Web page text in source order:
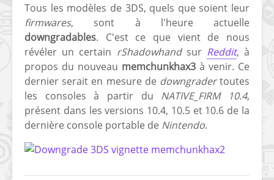
Tous les modèles de 3DS, quels que soient leur
firmwares, sont à l'heure actuelle
downgradables. C'est ce que vient de nous
révéler un certain rShadowhandsur Reddit, à
propos du nouveau memchunkhax3 à venir. Ce
dernier serait en mesure de downgradertoutes
les consoles à partir du NATIVE_FIRM 10.4,
présent dans les versions 10.4, 10.5 et 10.6 de la
dernière console portable de Nintendo.